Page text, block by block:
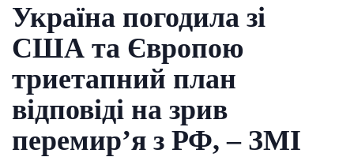
Україна погодила зі
США та Європою
триетапний план
відповіді на зрив
перемир’я з РФ, – ЗМІ